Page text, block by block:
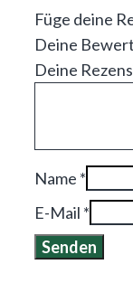
Füge deine
Deine
Deine
Name *
E-Mail *